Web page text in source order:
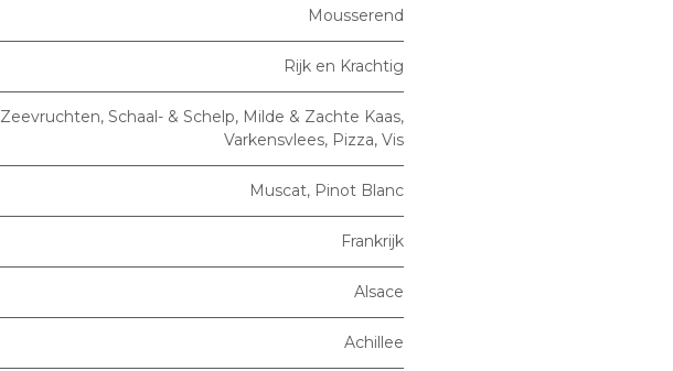
Mousserend
Rijk en Krachtig
Zeevruchten, Schaal- & Schelp, Milde & Zachte Kaas,
Varkensvlees, Pizza, Vis
Muscat, Pinot Blanc
Frankrijk
Alsace
Achillee